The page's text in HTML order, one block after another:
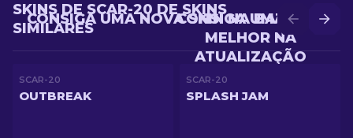
CONSIGA UMA SKIN
MELHOR NA
ATUALIZAÇÃO
CONSIGA UMA NOVA SKIN NA BATALHA
SKINS DE SCAR-20 DE SKINS
SIMILARES
SCAR-20
OUTBREAK
SCAR-20
SPLASH JAM